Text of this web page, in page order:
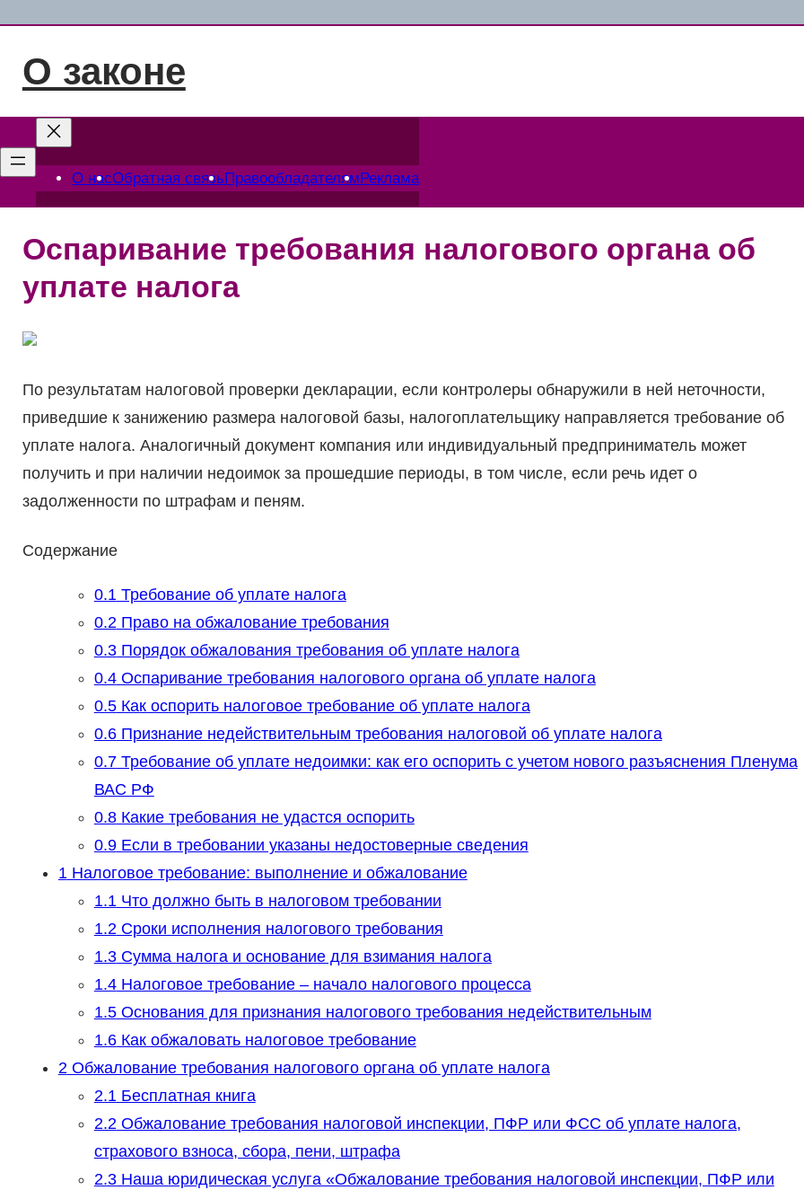
содержимому
О законе
О насОбратная связь Правообладателям Реклама
Оспаривание требования налогового органа об
уплате налога
По результатам налоговой проверки декларации, если контролеры обнаружили в ней неточности,
приведшие к занижению размера налоговой базы, налогоплательщику направляется требование об
уплате налога. Аналогичный документ компания или индивидуальный предприниматель может
получить и при наличии недоимок за прошедшие периоды, в том числе, если речь идет о
задолженности по штрафам и пеням.
Содержание
0.1Требование об уплате налога
0.2Право на обжалование требования
0.3Порядок обжалования требования об уплате налога
0.4Оспаривание требования налогового органа об уплате налога
0.5Как оспорить налоговое требование об уплате налога
0.6Признание недействительным требования налоговой об уплате налога
0.7Требование об уплате недоимки: как его оспорить с учетом нового разъяснения Пленума
ВАС РФ
0.8Какие требования не удастся оспорить
0.9Если в требовании указаны недостоверные сведения
1Налоговое требование: выполнение и обжалование
1.1Что должно быть в налоговом требовании
1.2Сроки исполнения налогового требования
1.3Сумма налога и основание для взимания налога
1.4Налоговое требование – начало налогового процесса
1.5Основания для признания налогового требования недействительным
1.6Как обжаловать налоговое требование
2Обжалование требования налогового органа об уплате налога
2.1Бесплатная книга
2.2Обжалование требования налоговой инспекции, ПФР или ФСС об уплате налога,
страхового взноса, сбора, пени, штрафа
2.3Наша юридическая услуга «Обжалование требования налоговой инспекции, ПФР или